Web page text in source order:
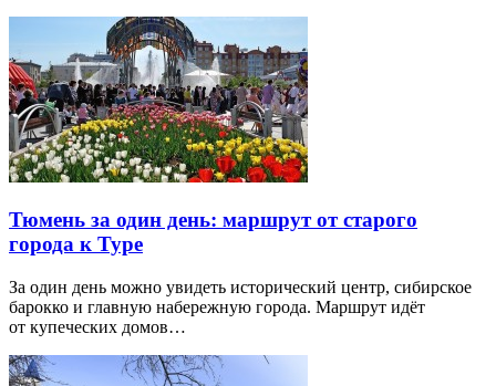
Тюмень за один день: маршрут от старого
города к Туре
За один день можно увидеть исторический центр, сибирское
барокко и главную набережную города. Маршрут идёт
от купеческих домов…